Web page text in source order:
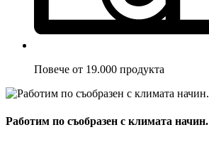
Повече от 19.000 продукта
Работим по съобразен с климата начин.